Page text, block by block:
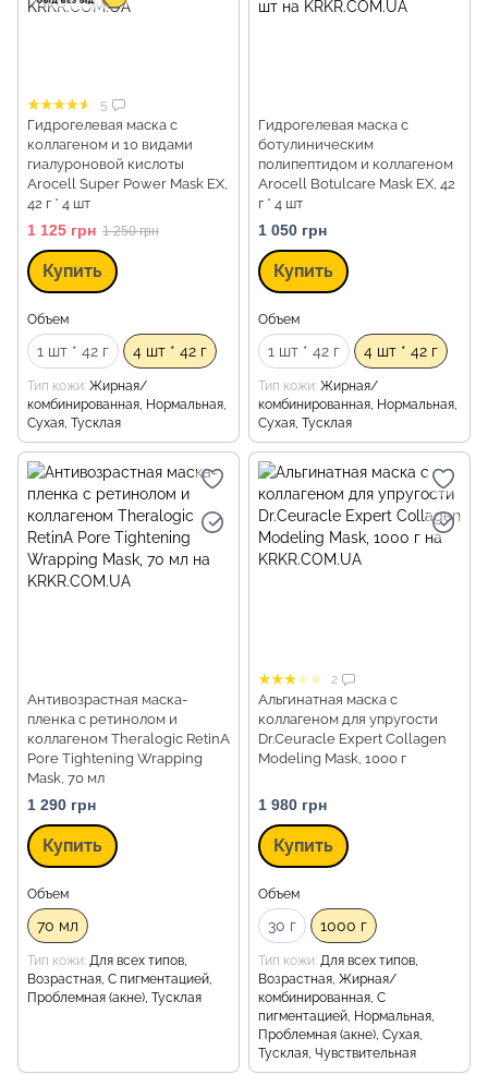
5
Гидрогелевая маска с
коллагеном и 10 видами
гиалуроновой кислоты
Arocell Super Power Mask EX,
42 г * 4 шт
1 125 грн 1 250 грн
Купить
Объем
1 шт * 42 г 4 шт * 42 г
Тип кожи Жирная/
комбинированная, Нормальная,
Сухая, Тусклая
Гидрогелевая маска с
ботулиническим
полипептидом и коллагеном
Arocell Botulcare Mask EX, 42
г * 4 шт
1 050 грн
Купить
Объем
1 шт * 42 г 4 шт * 42 г
Тип кожи Жирная/
комбинированная, Нормальная,
Сухая, Тусклая
Антивозрастная маска-
пленка с ретинолом и
коллагеном Theralogic RetinA
Pore Tightening Wrapping
Mask, 70 мл
1 290 грн
Купить
Объем
70 мл
Тип кожи Для всех типов,
Возрастная, С пигментацией,
Проблемная (акне), Тусклая
2
Альгинатная маска с
коллагеном для упругости
Dr.Ceuracle Expert Collagen
Modeling Mask, 1000 г
1 980 грн
Купить
Объем
30 г 1000 г
Тип кожи Для всех типов,
Возрастная, Жирная/
комбинированная, С
пигментацией, Нормальная,
Проблемная (акне), Сухая,
Тусклая, Чувствительная